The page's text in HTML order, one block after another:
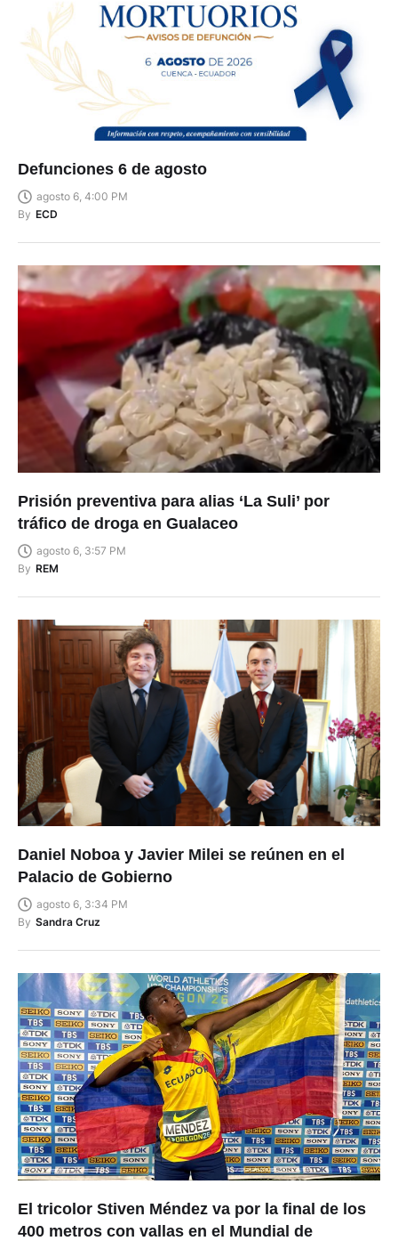
Defunciones 6 de agosto
agosto 6, 4:00 PM
By ECD
Prisión preventiva para alias ‘La Suli’ por
tráfico de droga en Gualaceo
agosto 6, 3:57 PM
By REM
Daniel Noboa y Javier Milei se reúnen en el
Palacio de Gobierno
agosto 6, 3:34 PM
By Sandra Cruz
El tricolor Stiven Méndez va por la final de los
400 metros con vallas en el Mundial de